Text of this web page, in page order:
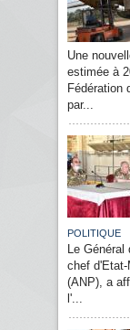
Une
estimée à
Fédération
par...
POLITIQUE
Le Général
chef d'Etat-
(ANP), a
l'...